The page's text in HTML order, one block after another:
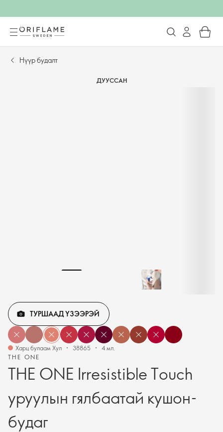
Нүүр будалт
ДУУССАН
THE ONE
THE ONE Irresistible Touch
уруулын гялбаатай кушон-
будаг
ТУРШААД ҮЗЭЭРЭЙ
Харц булаам Хул 38865 4 мл.